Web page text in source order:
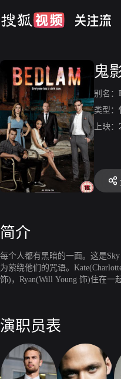
鬼
别名：
类型：
上映：
简介
每个人都有黑暗的一面。这是
为萦绕他们的咒语。
饰)，Ryan(Will Young 饰)住在一
演职员表